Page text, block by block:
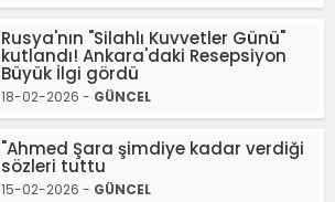
Rusya'nın "Silahlı Kuvvetler Günü"
kutlandı! Ankara'daki Resepsiyon
Büyük İlgi gördü
18-02-2026 - GÜNCEL
"Ahmed Şara şimdiye kadar verdiği
sözleri tuttu
15-02-2026 - GÜNCEL